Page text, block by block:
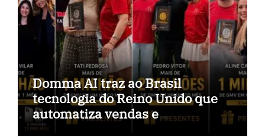
Domma AI traz ao Brasil
tecnologia do Reino Unido que
automatiza vendas e
inteligência no TikTok Shop